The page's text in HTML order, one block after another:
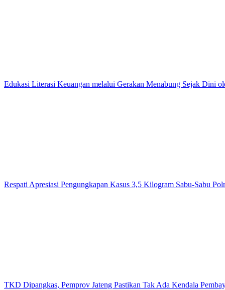
Edukasi Literasi Keuangan melalui Gerakan Menabung Sejak Dini
Respati Apresiasi Pengungkapan Kasus 3,5 Kilogram Sabu-Sabu
TKD Dipangkas, Pemprov Jateng Pastikan Tak Ada Kendala